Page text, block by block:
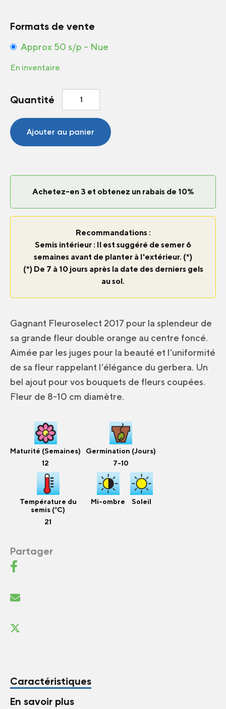
Formats de vente
Approx 50 s/p – Nue
En inventaire
Quantité
quantité
Souci
Crown
Ajouter au panier
Achetez-en 3 et obtenez un rabais de 10%
Recommandations :
Semis intérieur : Il est suggéré de semer 6
semaines avant de planter à l'extérieur. (*)
(*) De 7 à 10 jours après la date des derniers gels
au sol.
Gagnant Fleuroselect 2017 pour la splendeur de
sa grande fleur double orange au centre foncé.
Aimée par les juges pour la beauté et l’uniformité
de sa fleur rappelant l’élégance du gerbera. Un
bel ajout pour vos bouquets de fleurs coupées.
Fleur de 8-10 cm diamètre.
Maturité (Semaines)
12
Germination (Jours)
7-10
Température du
semis (°C)
21
Mi-ombre Soleil
Partager
Caractéristiques
En savoir plus